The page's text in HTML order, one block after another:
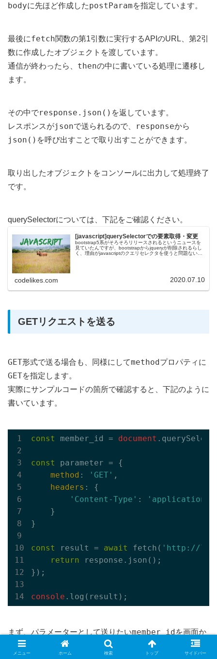
bodyに先ほど作成したpostParamを指定しています。
最後にfetch関数の第1引数に実行するAPIのURL、第2引
数に作成したオブジェクトを渡しています。
通信が終わったら、 thenの中に書いている処理に遷移し
ます。
その中でresponse.json() を返しています。
レスポンスがjsonで送られるので、 responseから
json() を呼び出すことで取り出すことができます。
取り出したオブジェクトをコンソールに出力して処理終了
です。
querySelectorについては、下記をご確認ください。
[javascript]querySelectorでの要素取得・変更
bootstrap5系がそろそろリリースされるというニュースを
見ていたんですが、bootstrapからjqueryが削除されるらし
く、理由がjavascriptのクエリセレクタを使うと問題ないか
codelikes.com 2020.07.10
GETリクエストを送る
GET形式で送る場合も、同様にしてmethodプロパティに
GETを指定します。
実際にサンプルコードの箇所で確認すると、下記のように
書いています。
const member_id = document
const
parameter = {
method : 'GET' ,
headers : {
'Content-Type' :
'application/
    }
}
const result = await fetch( 'http://
return response.json();
});
console
まず、パラメーターとして送りたいmember_idを画面か
ら取得して、
member_id 変数に入れています。
メニュー ホーム 検索 トップ サイドバー